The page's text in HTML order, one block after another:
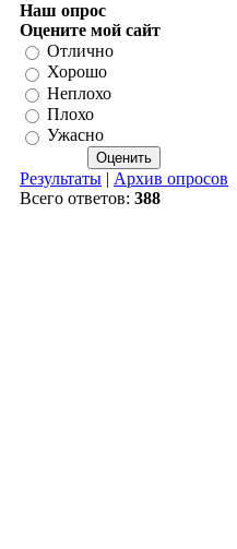
Наш опрос
Оцените мой сайт
Отлично
Хорошо
Неплохо
Плохо
Ужасно
Результаты | Архив опросов
Всего ответов: 388